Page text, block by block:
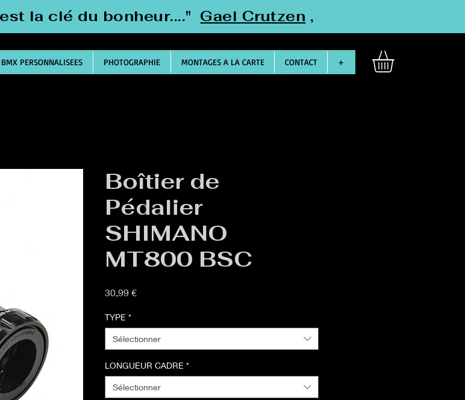
la clé du bonheur...." Gael Crutzen ,
PERSONNALISEES PHOTOGRAPHIE MONTAGES A LA CARTE CONTACT +
Boîtier de
Pédalier
SHIMANO
MT800 BSC
30,99 €Prix
TYPE *
Sélectionner
LONGUEUR CADRE *
Sélectionner